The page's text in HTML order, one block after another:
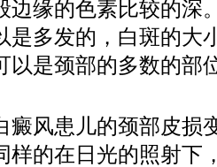
边缘的色素比较的深
是多发的，白斑的大
以是颈部的多数的部
风患儿的颈部皮损
样的在日光的照射下